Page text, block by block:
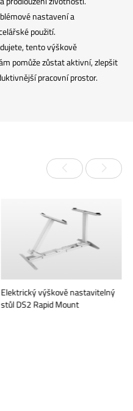
nastavení a
použití.
tento výškově
pomůže zůstat aktivní, zlepšit
pracovní prostor.
Elektrický výškově nastavitelný
stůl DS2 Rapid Mount